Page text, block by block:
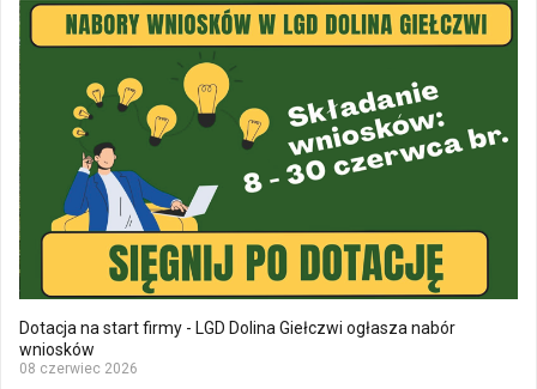
Dotacja na start firmy - LGD Dolina Giełczwi ogłasza nabór
wniosków
08 czerwiec 2026